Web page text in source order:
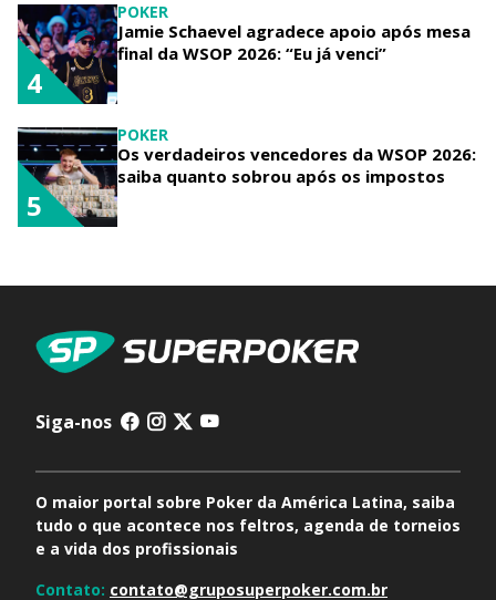
POKER
Jamie Schaevel agradece apoio após mesa
final da WSOP 2026: “Eu já venci”
4
POKER
Os verdadeiros vencedores da WSOP 2026:
saiba quanto sobrou após os impostos
5
Siga-nos
O maior portal sobre Poker da América Latina, saiba
tudo o que acontece nos feltros, agenda de torneios
e a vida dos profissionais
Contato: contato@gruposuperpoker.com.br